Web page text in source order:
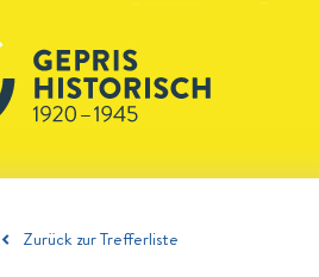
Zurück zur Trefferliste